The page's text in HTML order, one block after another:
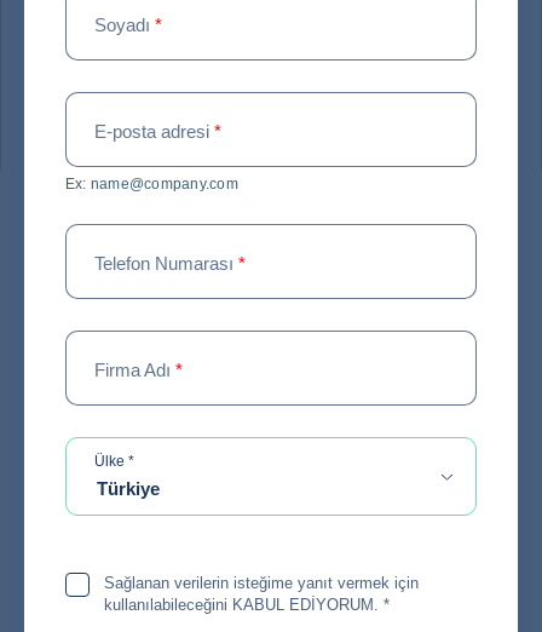
2026 Ülke ve Sektör Risk
Rehberi: Küresel Ekonomik
20 / 02 / 2026
Derinlemesine Bir Analiz
Soyadı *
E-posta adresi *
Ex: name@company.com
Telefon Numarası *
Firma Adı *
Ülke *required
Türkiye
Sağlanan verilerin isteğime yanıt vermek için
kullanılabileceğini KABUL EDİYORUM. *